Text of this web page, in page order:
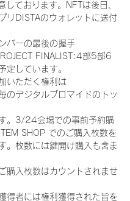
しております。NFTは後日、
リDISTAのウォレットに送付
バーの最後の握手
FINALIST:4部5部6
定しています。
いただく権利は
のデジタルブロマイドのトッ
。3/24会場での事前予約購
SHOP でのご購入枚数を
。枚数には鍵開け購入も含ま
購入枚数はカウントされませ
得者には権利獲得された旨を